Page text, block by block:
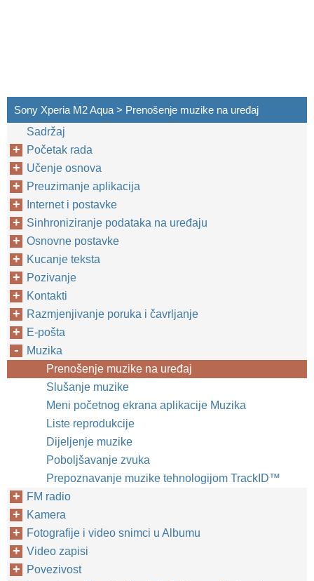
Sony Xperia M2 Aqua > Prenošenje muzike na uređaj
Sadržaj
Početak rada
Učenje osnova
Preuzimanje aplikacija
Internet i postavke
Sinhroniziranje podataka na uređaju
Osnovne postavke
Kucanje teksta
Pozivanje
Kontakti
Razmjenjivanje poruka i čavrljanje
E-pošta
Muzika
Prenošenje muzike na uređaj
Slušanje muzike
Meni početnog ekrana aplikacije Muzika
Liste reprodukcije
Dijeljenje muzike
Poboljšavanje zvuka
Prepoznavanje muzike tehnologijom TrackID™‎
FM radio
Kamera
Fotografije i video snimci u Albumu
Video zapisi
Povezivost